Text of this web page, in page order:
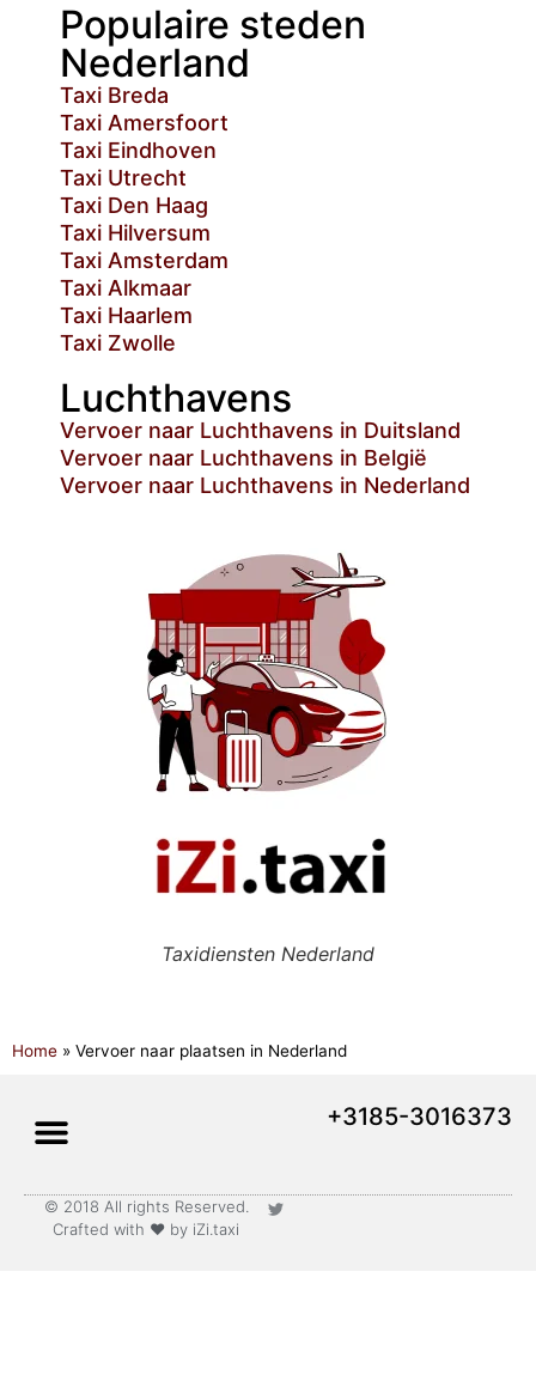
Populaire steden
Nederland
Taxi Breda
Taxi Amersfoort
Taxi Eindhoven
Taxi Utrecht
Taxi Den Haag
Taxi Hilversum
Taxi Amsterdam
Taxi Alkmaar
Taxi Haarlem
Taxi Zwolle
Luchthavens
Vervoer naar Luchthavens in Duitsland
Vervoer naar Luchthavens in België
Vervoer naar Luchthavens in Nederland
Taxidiensten Nederland
Home » Vervoer naar plaatsen in Nederland
+3185-3016373
© 2018 All rights Reserved.
Crafted with ♥ by iZi.taxi